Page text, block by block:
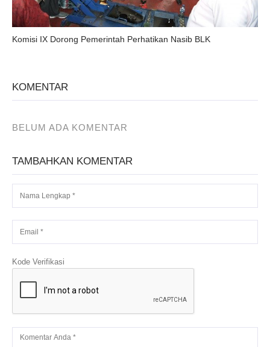
Komisi IX Dorong Pemerintah Perhatikan Nasib BLK
KOMENTAR
BELUM ADA KOMENTAR
TAMBAHKAN KOMENTAR
Kode Verifikasi